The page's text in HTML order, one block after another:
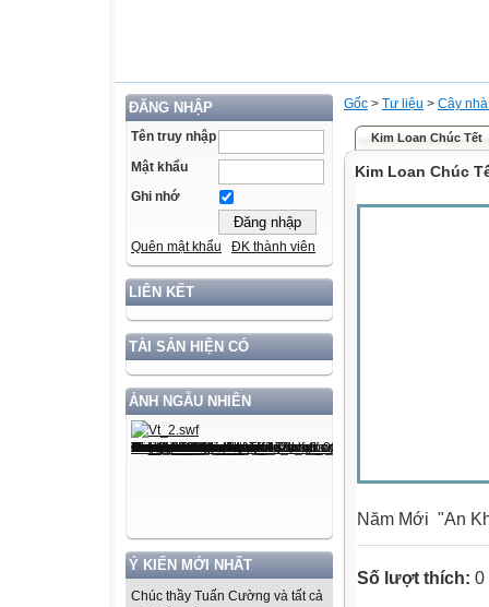
ĐĂNG NHẬP
Tên truy nhập
Mật khẩu
Ghi nhớ
Quên mật khẩu ĐK thành viên
LIÊN KẾT
TÀI SẢN HIỆN CÓ
ẢNH NGẪU NHIÊN
Ý KIẾN MỚI NHẤT
Chúc thầy Tuấn Cường và tất cả
Gốc > Tư liệu > Cây
Kim Loan Chúc Tết
Kim Loan Chúc
Năm Mới "An
Số lượt thích: 0